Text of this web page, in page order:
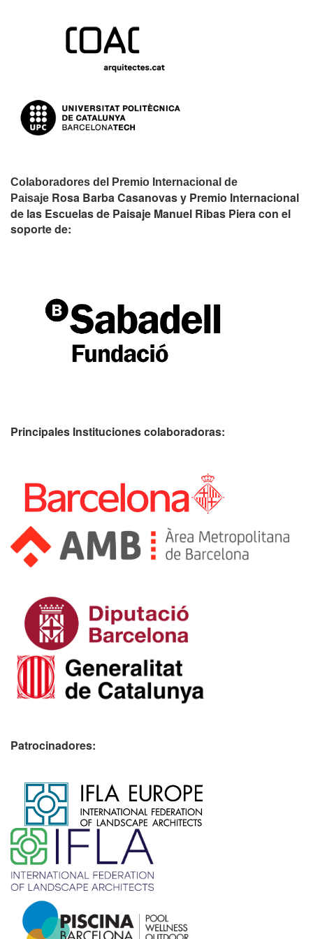
Colaboradores del Premio Internacional de
Paisaje Rosa Barba Casanovas y Premio Internacional
de las Escuelas de Paisaje Manuel Ribas Piera con el
soporte de:
Principales Instituciones colaboradoras:
Patrocinadores: